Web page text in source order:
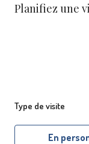
Planifiez une
Type de visite
En